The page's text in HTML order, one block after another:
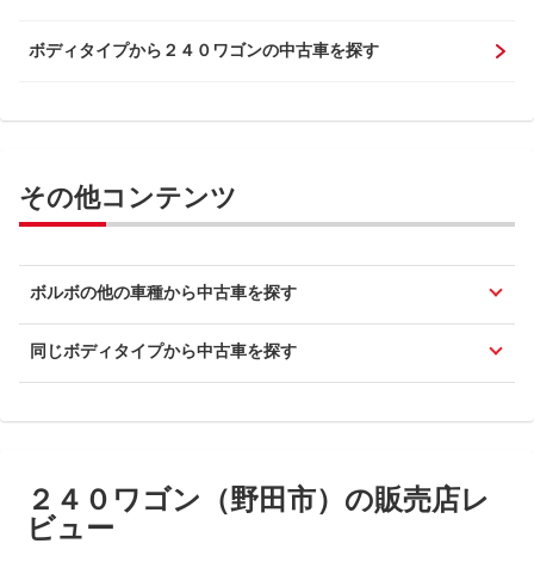
ボディタイプから２４０ワゴンの中古車を探す
その他コンテンツ
ボルボの他の車種から中古車を探す
同じボディタイプから中古車を探す
２４０ワゴン（野田市）の販売店レ
ビュー